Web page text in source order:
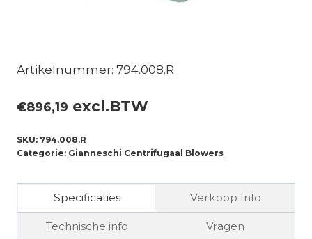
Artikelnummer: 794.008.R
€896,19 excl.BTW
SKU: 794.008.R
Categorie: Gianneschi Centrifugaal Blowers
Specificaties Verkoop Info
Technische info Vragen